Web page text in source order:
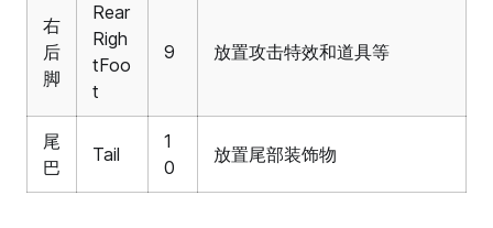
右
后
脚
Rear
Righ
tFoo
t
9 放置攻击特效和道具等
尾
巴
Tail
1
0
放置尾部装饰物